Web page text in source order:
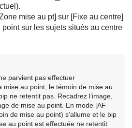
).
mise au pt] sur [Fixe au centre]
sur les sujets situés au centre
parvient pas effectuer
mise au point, le témoin de mise au
ne retentit pas. Recadrez l’image,
de mise au point. En mode [AF
de mise au point) s’allume et le bip
au point est effectuée ne retentit